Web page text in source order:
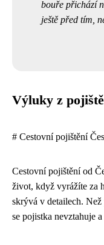
bouře přichází
ještě před tím,
Výluky z
# Cestovní pojištění
Cestovní pojištění od
život, když vyrážíte za
skrývá v detailech. Než
se pojistka nevztahuje